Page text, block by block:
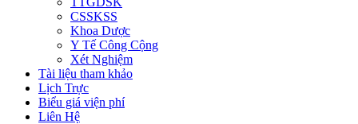
CSSKSS
Khoa Dược
Y Tế Công Cộng
Xét Nghiệm
Tài liệu tham khảo
Lịch Trực
Biểu giá viện phí
Liên Hệ